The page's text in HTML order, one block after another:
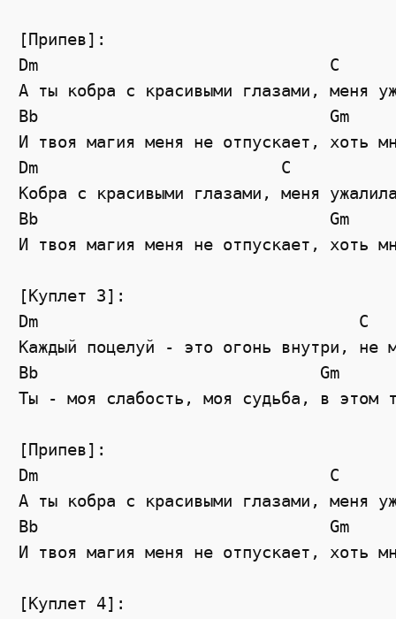
[Припев]:
Dm
C
А ты кобра с красивыми глазами, меня
Bb
Gm
И твоя магия меня не отпускает, хоть
Dm
C
Кобра с красивыми глазами, меня
Bb
Gm
И твоя магия меня не отпускает, хоть
[Куплет 3]:
Dm
C
Каждый поцелуй - это огонь внутри,
Bb
Gm
Ты - моя слабость, моя судьба, в этом
[Припев]:
Dm
C
А ты кобра с красивыми глазами, меня
Bb
Gm
И твоя магия меня не отпускает, хоть
[Куплет 4]: